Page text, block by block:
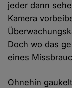
jeder dann
Kamera
Doch wo das
eines
Ohnehin